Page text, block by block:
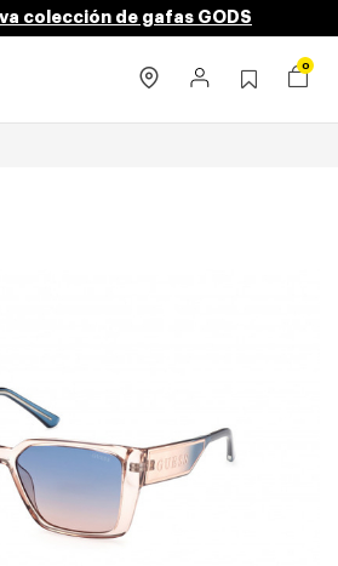
colección de gafas GODS
0